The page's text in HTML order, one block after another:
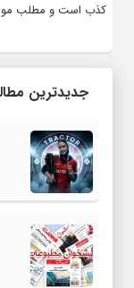
کذب است و مطلب
جدیدترین